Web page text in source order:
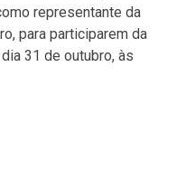
representante da
para participarem da
31 de outubro, às